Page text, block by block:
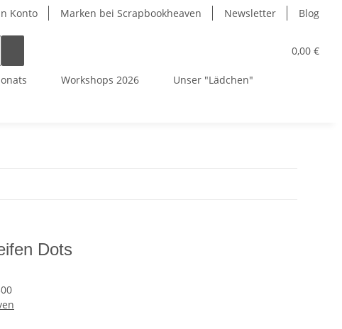
Konto Marken bei Scrapbookheaven Newsletter Blog
0,00 €
Workshops 2026 Unser "Lädchen"
Dots